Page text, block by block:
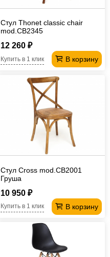
Стул Thonet classic chair
mod.СB2345
12 260 ₽
В корзину
Купить в 1 клик
Стул Cross mod.CB2001
Груша
10 950 ₽
В корзину
Купить в 1 клик